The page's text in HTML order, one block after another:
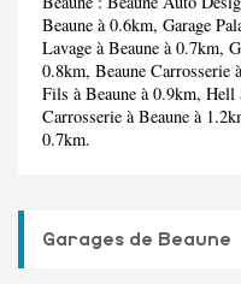
Beaune à 0.6km, Garage
Lavage à Beaune à 0.7km,
0.8km, Beaune Carrosserie
Fils à Beaune à 0.9km, Hell
Carrosserie à Beaune à
0.7km.
Garages de Beaune